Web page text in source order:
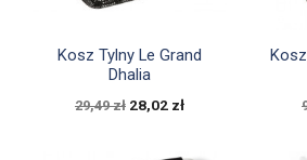
Szybki podgląd
Kosz Tylny Le Grand
Dhalia
29,49 zł 28,02 zł